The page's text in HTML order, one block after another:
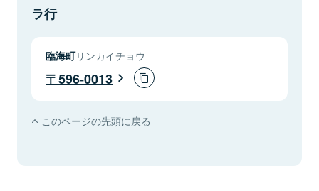
ラ行
臨海町リンカイチョウ
596-0013
このページの先頭に戻る